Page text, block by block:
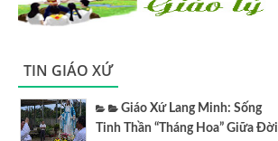
TIN GIÁO XỨ
Giáo Xứ Lang Minh: Sống
Tinh Thần “Tháng Hoa” Giữa Đời